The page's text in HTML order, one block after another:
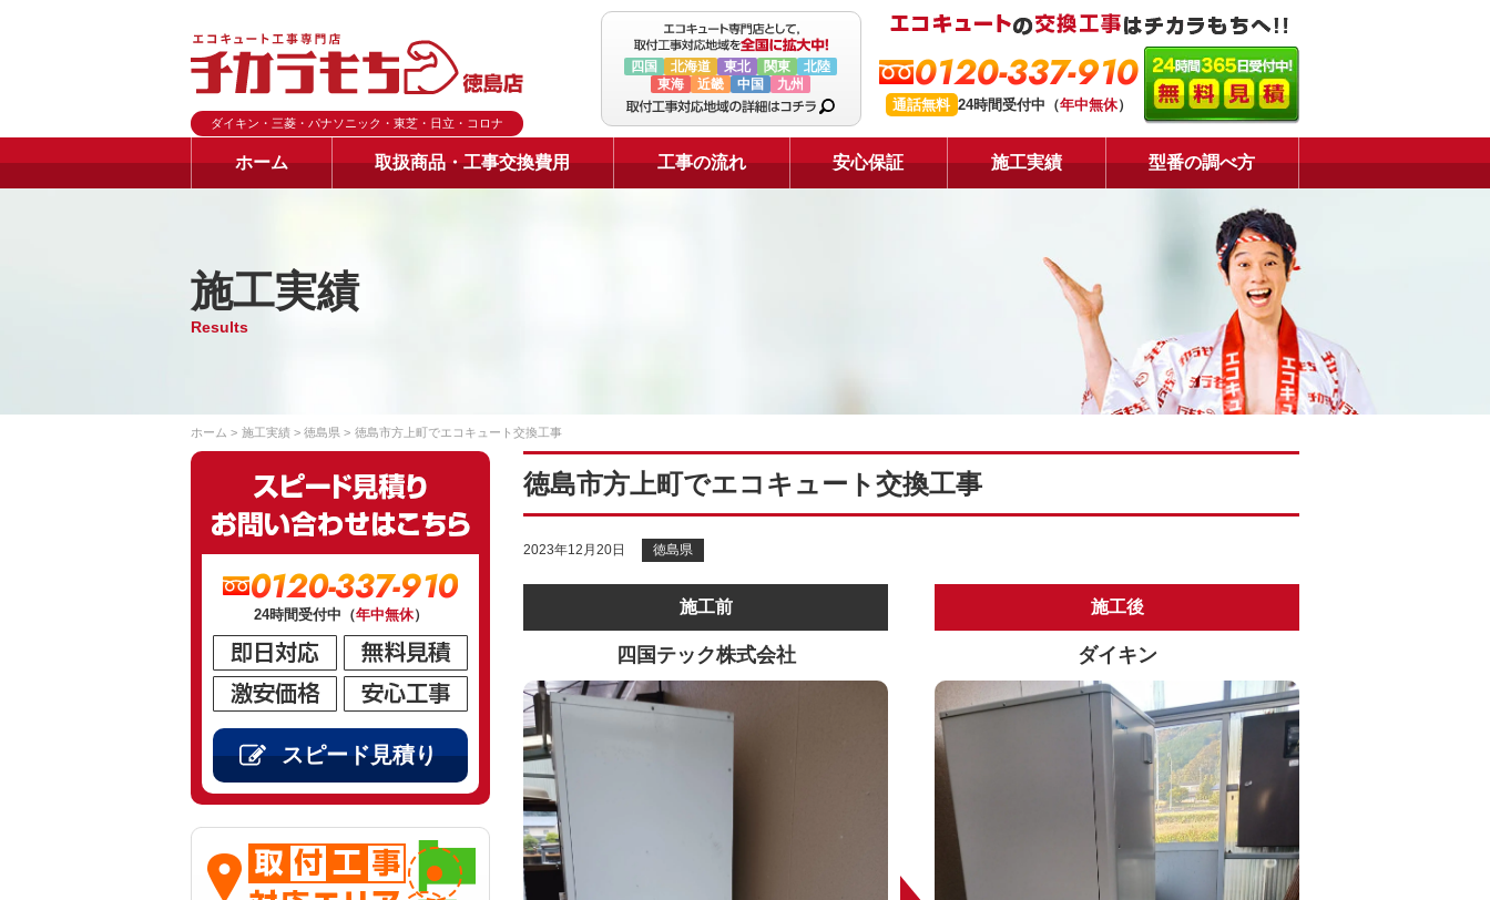
ダイキン・三菱・パナソニック・東芝・日立・コロナ
四国 北海道 東北 関東
北陸
東海
近畿 中国 九州 0120-337-910
通話無料 24時間受付中（年中無休）
ホーム 取扱商品・工事交換費用 工事の流れ 安心保証 施工実績 型番の調べ方
施工実績
Results
ホーム 施工実績 徳島県 徳島市方上町でエコキュート交換工事
徳島市方上町でエコキュート交換工事
2023年12月20日 徳島県
施工前
四国テック株式会社
施工後
ダイキン
0120-337-910
24時間受付中（年中無休）
スピード見積り